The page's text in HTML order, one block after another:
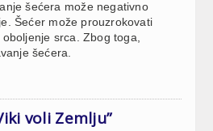
šećera može negativno
Šećer može prouzrokovati
srca. Zbog toga,
šećera.
voli Zemlju”